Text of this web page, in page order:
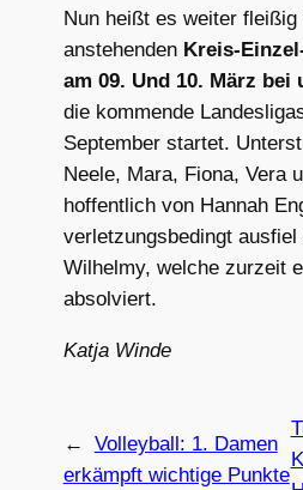
Nun heißt es weiter
anstehenden Kreis-
am 09. Und 10. März bei
die kommende
September startet.
Neele, Mara, Fiona, Vera
hoffentlich von Hannah
verletzungsbedingt
Wilhelmy, welche zurzeit
absolviert.
Katja Winde
←
Volleyball: 1. Damen
erkämpft wichtige Punkte